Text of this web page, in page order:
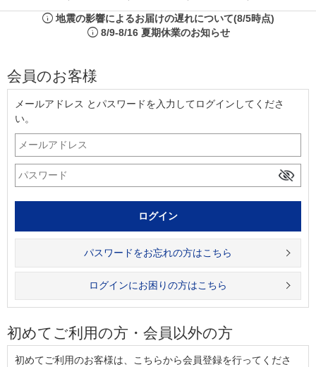
info 地震の影響によるお届けの遅れについて(8/5時点)
info 8/9-8/16 夏期休業のお知らせ
会員のお客様
メールアドレス とパスワードを入力してログインしてくださ
い。
パスワードをお忘れの方はこちら
ログインにお困りの方はこちら
初めてご利用の方・会員以外の方
初めてご利用のお客様は、こちらから会員登録を行ってくださ